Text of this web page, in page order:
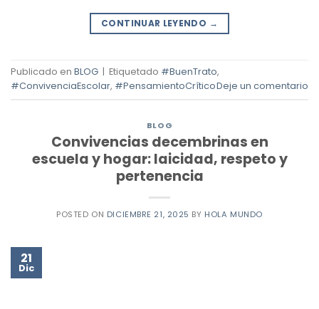
CONTINUAR LEYENDO →
Publicado en BLOG | Etiquetado #BuenTrato,
#ConvivenciaEscolar, #PensamientoCríticoDeje un comentario
BLOG
Convivencias decembrinas en
escuela y hogar: laicidad, respeto y
pertenencia
POSTED ON DICIEMBRE 21, 2025 BY HOLA MUNDO
21
Dic